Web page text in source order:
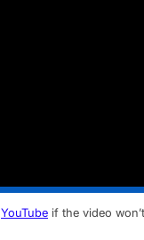
YouTube if the video